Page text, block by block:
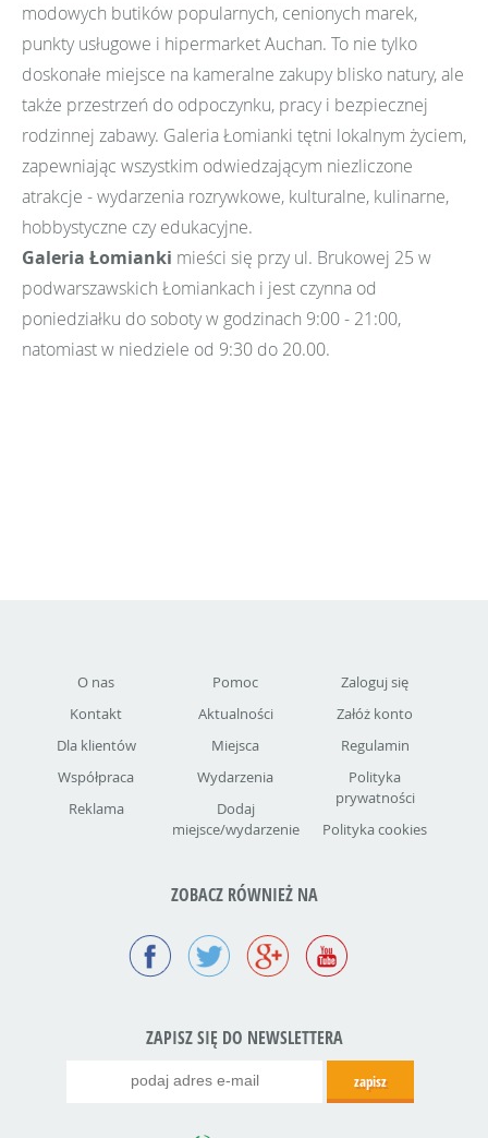
modowych butików popularnych, cenionych marek,
punkty usługowe i hipermarket Auchan. To nie tylko
doskonałe miejsce na kameralne zakupy blisko natury, ale
także przestrzeń do odpoczynku, pracy i bezpiecznej
rodzinnej zabawy. Galeria Łomianki tętni lokalnym życiem,
zapewniając wszystkim odwiedzającym niezliczone
atrakcje - wydarzenia rozrywkowe, kulturalne, kulinarne,
hobbystyczne czy edukacyjne.
Galeria Łomianki mieści się przy ul. Brukowej 25 w
podwarszawskich Łomiankach i jest czynna od
poniedziałku do soboty w godzinach 9:00 - 21:00,
natomiast w niedziele od 9:30 do 20.00.
O nas
Kontakt
Dla klientów
Współpraca
Reklama
Pomoc
Aktualności
Miejsca
Wydarzenia
Dodaj
miejsce/wydarzenie
Zaloguj się
Załóż konto
Regulamin
Polityka
prywatności
Polityka cookies
ZOBACZ RÓWNIEŻ NA
ZAPISZ SIĘ DO NEWSLETTERA